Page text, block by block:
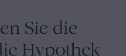
Sie die
Hypothek